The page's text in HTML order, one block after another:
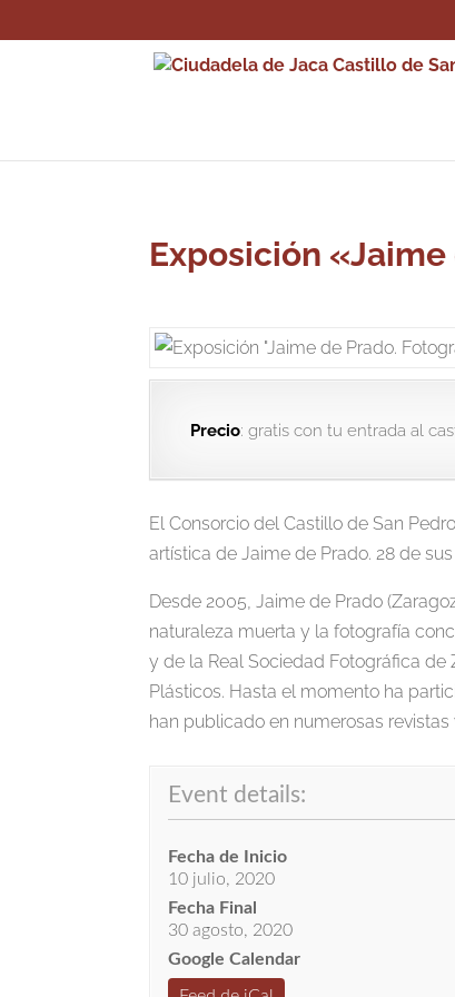
Exposición
Precio: gratis con tu entrada al
El Consorcio del Castillo de San
artística de Jaime de Prado. 28 de
Desde 2005, Jaime de Prado
naturaleza muerta y la fotografía
y de la Real Sociedad Fotográfica de
Plásticos. Hasta el momento ha
han publicado en numerosas revistas
Event details:
Fecha de Inicio
10 julio, 2020
Fecha Final
30 agosto, 2020
Google Calendar